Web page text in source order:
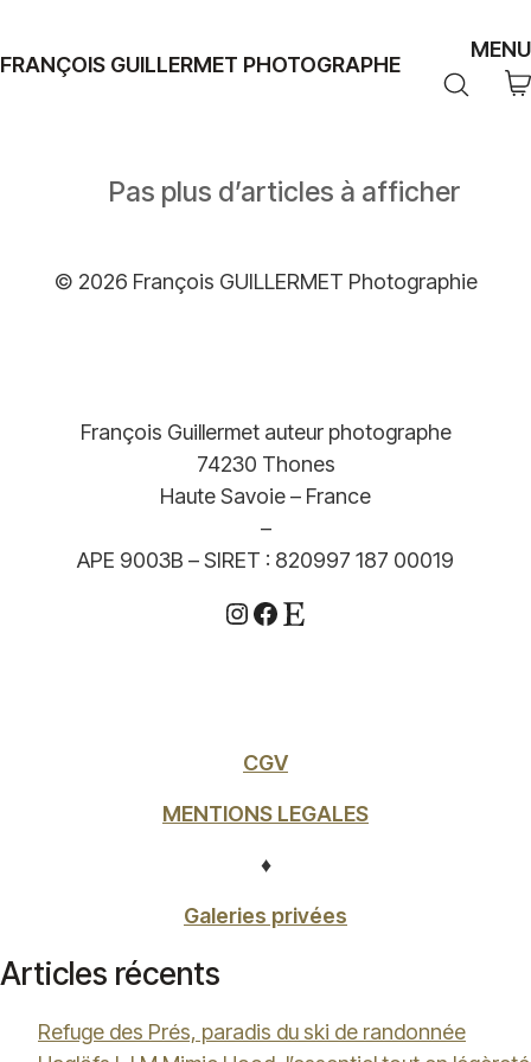
FRANÇOIS GUILLERMET PHOTOGRAPHE
MENU
Pas plus d’articles à afficher
© 2026 François GUILLERMET Photographie
François Guillermet auteur photographe
74230 Thones
Haute Savoie – France
–
APE 9003B – SIRET : 820997 187 00019
Instagram
Facebook
Etsy
CGV
MENTIONS LEGALES
♦
Galeries privées
Articles récents
Refuge des Prés, paradis du ski de randonnée